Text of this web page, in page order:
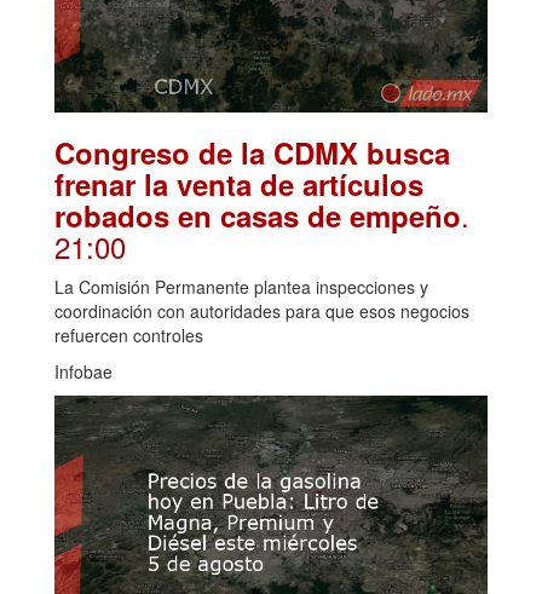
Congreso de la CDMX busca
frenar la venta de artículos
robados en casas de empeño.
21:00
La Comisión Permanente plantea inspecciones y
coordinación con autoridades para que esos negocios
refuercen controles
Infobae